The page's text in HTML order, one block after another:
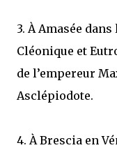
3. À Amasée
Cléonique et
de l’empereur
Asclépiodote.
4. À Brescia en